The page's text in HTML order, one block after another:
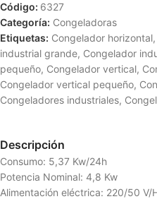
Código: 6327
Categoría: Congeladoras
Etiquetas: Congelador horizontal,
industrial grande, Congelador
pequeño, Congelador vertical,
Congelador vertical pequeño,
Congeladores industriales,
Descripción
Consumo: 5,37 Kw/24h
Potencia Nominal: 4,8 Kw
Alimentación eléctrica: 220/50 V/